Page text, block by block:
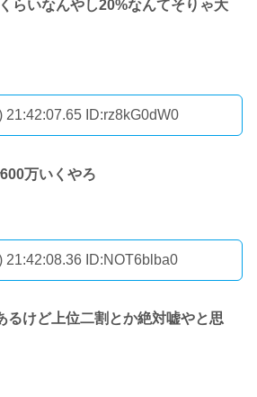
らいなんやし20%なんてそりゃ大
21:42:07.65 ID:rz8kG0dW0
万いくやろ
21:42:08.36 ID:NOT6blba0
るけど上位二割とか絶対嘘やと思